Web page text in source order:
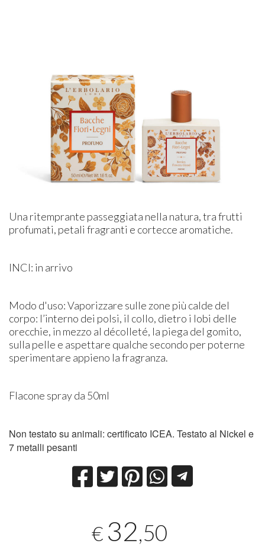
Una ritemprante passeggiata nella natura, tra frutti
profumati, petali fragranti e cortecce aromatiche.
INCI: in arrivo
Modo d'uso: Vaporizzare sulle zone più calde del
corpo: l’interno dei polsi, il collo, dietro i lobi delle
orecchie, in mezzo al décolleté, la piega del gomito,
sulla pelle e aspettare qualche secondo per poterne
sperimentare appieno la fragranza.
Flacone spray da 50ml
Non testato su animali: certificato ICEA. Testato al Nickel e
7 metalli pesanti
€ 32,50